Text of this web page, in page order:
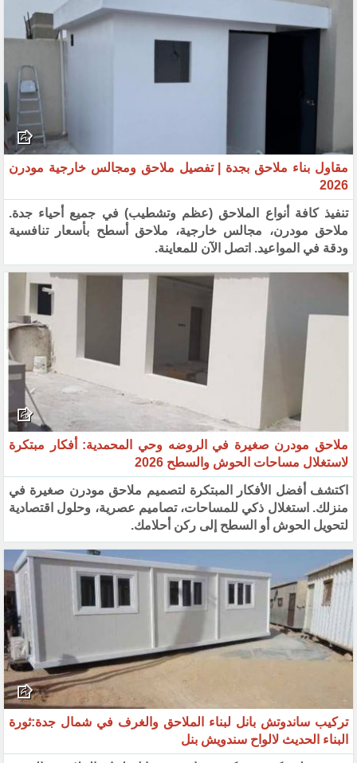
مقاول بناء ملاحق بجدة | تفصيل ملاحق ومجالس خارجية مودرن
2026
تنفيذ كافة أنواع الملاحق (عظم وتشطيب) في جميع أحياء جدة.
ملاحق مودرن، مجالس خارجية، ملاحق أسطح بأسعار تنافسية
ودقة في المواعيد. اتصل الآن للمعاينة.
ملاحق مودرن صغيرة في الروضه وحي المحمدية: أفكار مبتكرة
لاستغلال مساحات الحوش والسطح 2026
اكتشف أفضل الأفكار المبتكرة لتصميم ملاحق مودرن صغيرة في
منزلك. استغلال ذكي للمساحات، تصاميم عصرية، وحلول اقتصادية
لتحويل الحوش أو السطح إلى ركن أحلامك.
تركيب ساندوتش بانل لبناء الملاحق والغرف في شمال جدة:ثورة
البناء الحديث لالواح سندويش بنل